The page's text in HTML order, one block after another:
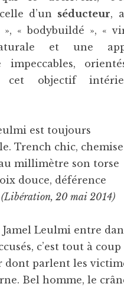
d’un séducteur,
« bodybuildé », «
et une
impeccables,
cet objectif
est toujours
Trench chic, chemise
millimètre son torse
douce, déférence
(Libération, 20 mai 2014)
Jamel Leulmi entre
c’est tout à coup
dont parlent les
Bel homme, le